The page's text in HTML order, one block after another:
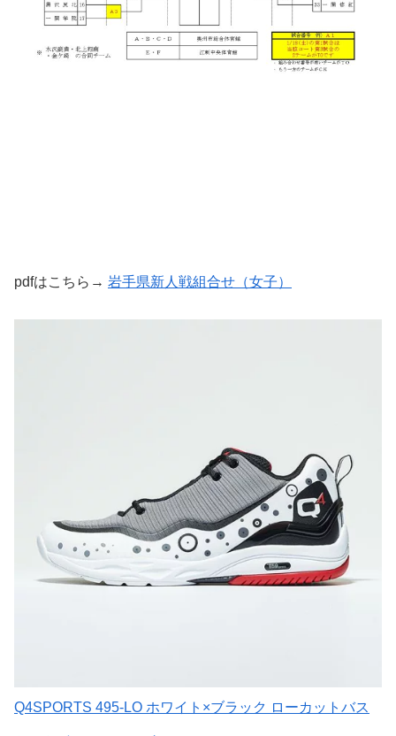
pdfはこちら→ 岩手県新人戦組合せ（女子）
Q4SPORTS 495-LO ホワイト×ブラック ローカットバス